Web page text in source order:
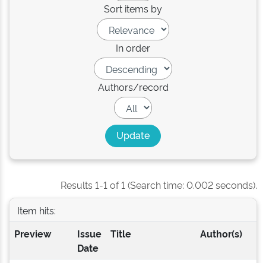
Sort items by
In order
Authors/record
Results 1-1 of 1 (Search time: 0.002 seconds).
Item hits:
Preview
Issue
Date
Title Author(s)